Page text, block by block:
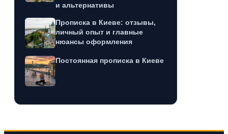
и альтернативы
Прописка в Киеве: отзывы,
личный опыт и главные
нюансы оформления
Постоянная прописка в Киеве